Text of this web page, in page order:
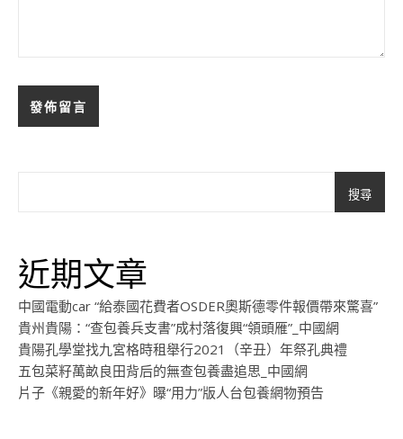
搜尋
近期文章
中國電動car “給泰國花費者OSDER奧斯德零件報價帶來驚喜”
貴州貴陽：“查包養兵支書”成村落復興“領頭雁”_中國網
貴陽孔學堂找九宮格時租舉行2021（辛丑）年祭孔典禮
五包菜籽萬畝良田背后的無查包養盡追思_中國網
片子《親愛的新年好》曝“用力”版人台包養網物預告